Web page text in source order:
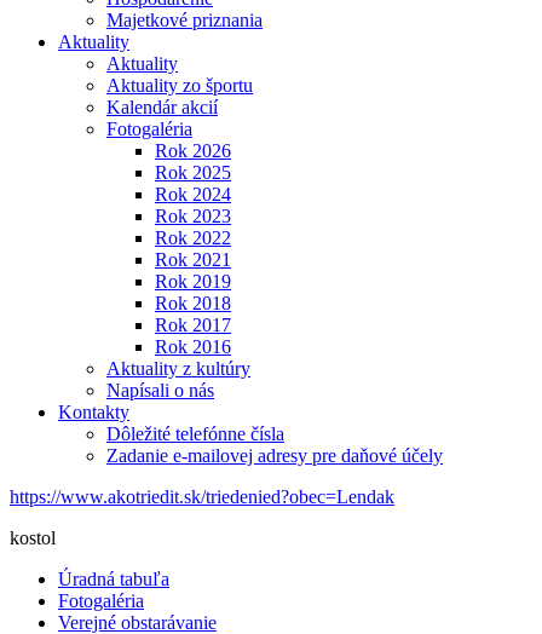
Majetkové priznania
Aktuality
Aktuality
Aktuality zo športu
Kalendár akcií
Fotogaléria
Rok 2026
Rok 2025
Rok 2024
Rok 2023
Rok 2022
Rok 2021
Rok 2019
Rok 2018
Rok 2017
Rok 2016
Aktuality z kultúry
Napísali o nás
Kontakty
Dôležité telefónne čísla
Zadanie e-mailovej adresy pre daňové účely
https://www.akotriedit.sk/triedenied?obec=Lendak
kostol
Úradná tabuľa
Fotogaléria
Verejné obstarávanie